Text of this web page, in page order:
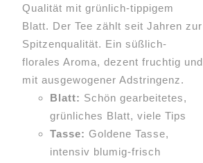
Qualität mit grünlich-tippigem
Blatt. Der Tee zählt seit Jahren zur
Spitzenqualität. Ein süßlich-
florales Aroma, dezent fruchtig und
mit ausgewogener Adstringenz.
Blatt: Schön gearbeitetes,
grünliches Blatt, viele Tips
Tasse: Goldene Tasse,
intensiv blumig-frisch